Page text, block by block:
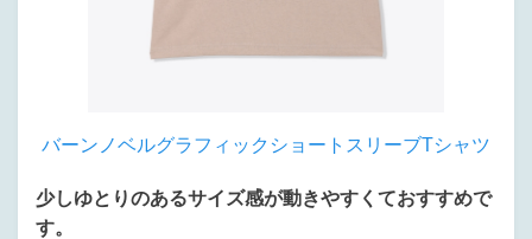
バーンノベルグラフィックショートスリーブTシャツ
少しゆとりのあるサイズ感が動きやすくておすすめで
す。